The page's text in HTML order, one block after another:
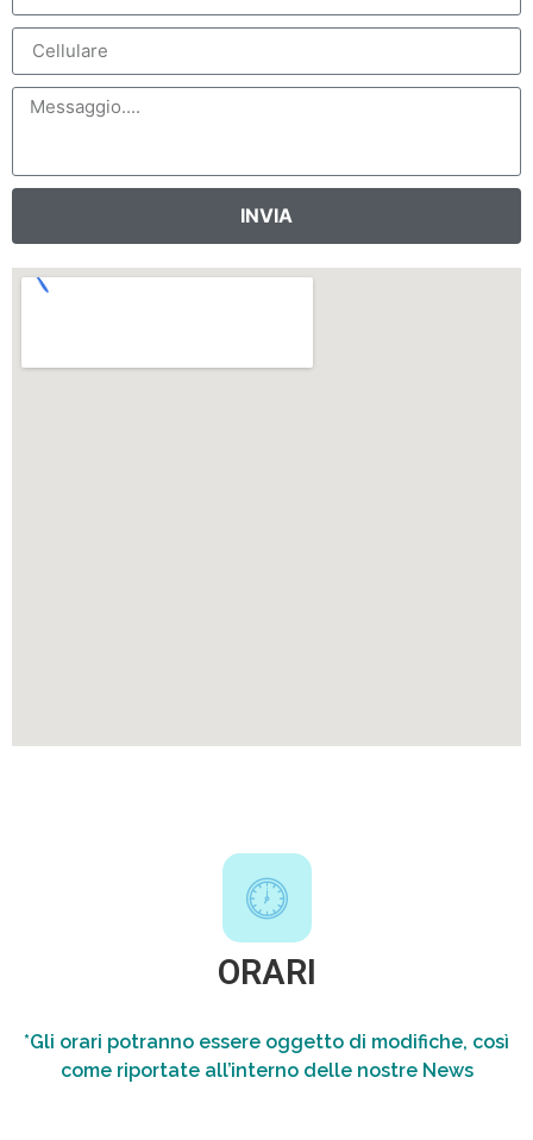
INVIA
ORARI
*Gli orari potranno essere oggetto di modifiche, così
come riportate all’interno delle nostre News